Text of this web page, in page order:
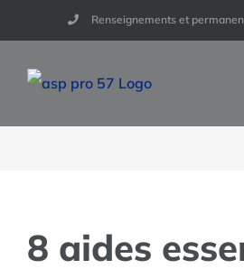
to
content
Renseignements et
8 aides